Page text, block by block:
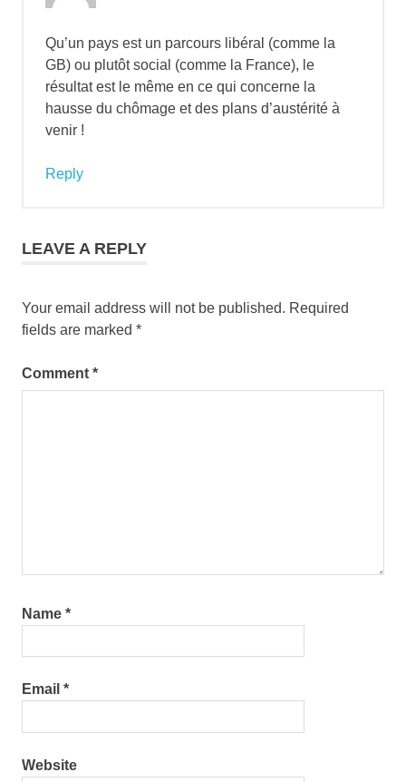
Qu’un pays est un parcours libéral (comme la
GB) ou plutôt social (comme la France), le
résultat est le même en ce qui concerne la
hausse du chômage et des plans d’austérité à
venir !
Reply
LEAVE A REPLY
Your email address will not be published. Required
fields are marked *
Comment *
Name *
Email *
Website